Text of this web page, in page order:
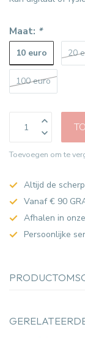
Maat: *
10 euro 20
100 euro
Toevoegen om te
Altijd de
Vanaf € 90
Afhalen in
Persoonlijke